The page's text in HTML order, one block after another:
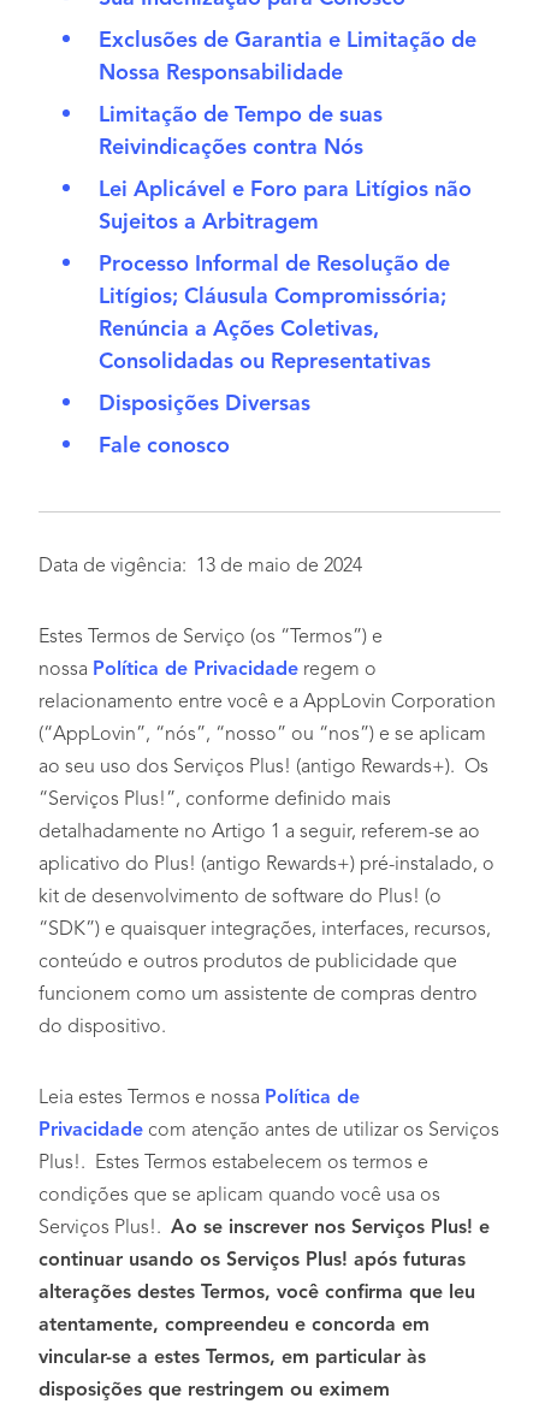
Exclusões de Garantia e Limitação de
Nossa Responsabilidade
Limitação de Tempo de suas
Reivindicações contra Nós
Lei Aplicável e Foro para Litígios não
Sujeitos a Arbitragem
Processo Informal de Resolução de
Litígios; Cláusula Compromissória;
Renúncia a Ações Coletivas,
Consolidadas ou Representativas
Disposições Diversas
Fale conosco
Data de vigência: 13 de maio de 2024
Estes Termos de Serviço (os “Termos”) e
nossa Política de Privacidade regem o
relacionamento entre você e a AppLovin Corporation
(“AppLovin”, “nós”, “nosso” ou “nos”) e se aplicam
ao seu uso dos Serviços Plus! (antigo Rewards+). Os
“Serviços Plus!”, conforme definido mais
detalhadamente no Artigo 1 a seguir, referem-se ao
aplicativo do Plus! (antigo Rewards+) pré-instalado, o
kit de desenvolvimento de software do Plus! (o
“SDK”) e quaisquer integrações, interfaces, recursos,
conteúdo e outros produtos de publicidade que
funcionem como um assistente de compras dentro
do dispositivo.
Leia estes Termos e nossa Política de
Privacidade com atenção antes de utilizar os Serviços
Plus!. Estes Termos estabelecem os termos e
condições que se aplicam quando você usa os
Serviços Plus!. Ao se inscrever nos Serviços Plus! e
continuar usando os Serviços Plus! após futuras
alterações destes Termos, você confirma que leu
atentamente, compreendeu e concorda em
vincular-se a estes Termos, em particular às
disposições que restringem ou eximem